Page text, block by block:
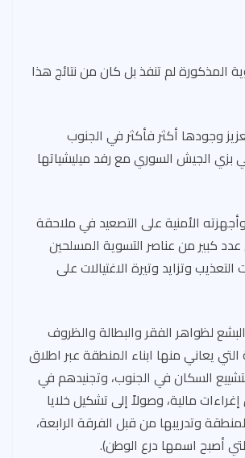
المذكورة لم تنفذ بل كان من نتائج هذا
وجودها أكثر فأكثر في الجنوب
بزي الجيش السوري مع رفد ميليشياتها
الأمنية على التصعيد في ملاحقة
كبير من عناصر التسوية المسلحين
وتزايد وتيرة الاغتيالات على
لظواهر الفقر والبطالة والظروف
يعاني منها ابناء المنطقة عبر اطلاق
السكان في الجنوب، وتجنيدهم في
مالية، وصولاً إلى تشكيل خلايا
وتدريبها من قبل الفرقة الرابعة،
أصبح اسمها درع الوطن).